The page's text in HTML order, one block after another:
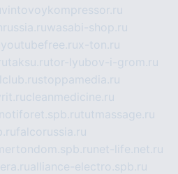
vintovoykompressor.ru
wasabi-shop.ru
youtubefree.rux-ton.ru
taksu.rutor-lyubov-i-grom.ru
stoppamedia.ru
cleanmedicine.ru
tutmassage.ru
falcorussia.ru
net-life.net.ru
alliance-electro.spb.ru